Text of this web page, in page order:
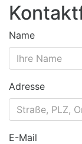
Name
Adresse
E-Mail